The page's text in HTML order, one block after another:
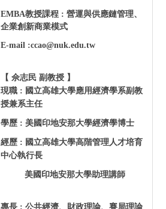
EMBA教授課程 : 營運與供應鏈管理、
企業創新商業模式
E-mail :ccao@nuk.edu.tw
【 佘志民 副教授 】
現職 : 國立高雄大學應用經濟學系副教
授兼系主任
學歷 : 美國印地安那大學經濟學博士
經歷 : 國立高雄大學高階管理人才培育
中心執行長
美國印地安那大學助理講師
專長 : 公共經濟、財政理論、賽局理論